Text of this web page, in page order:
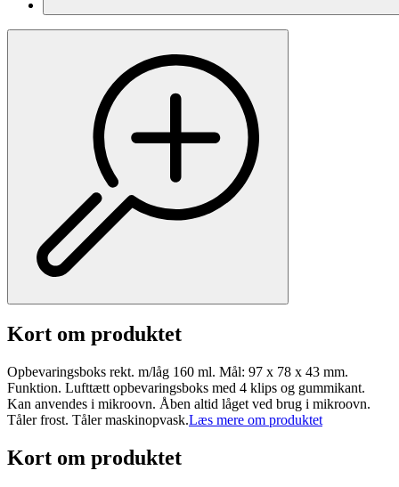
Kort om produktet
Opbevaringsboks rekt. m/låg 160 ml. Mål: 97 x 78 x 43 mm.
Funktion. Lufttætt opbevaringsboks med 4 klips og gummikant.
Kan anvendes i mikroovn. Åben altid låget ved brug i mikroovn.
Tåler frost. Tåler maskinopvask.Læs mere om produktet
Kort om produktet